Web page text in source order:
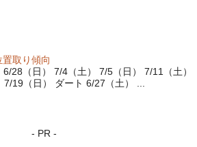
取り傾向
28（日） 7/4（土） 7/5（日） 7/11（土）
19（日） ダート 6/27（土） ...
- PR -